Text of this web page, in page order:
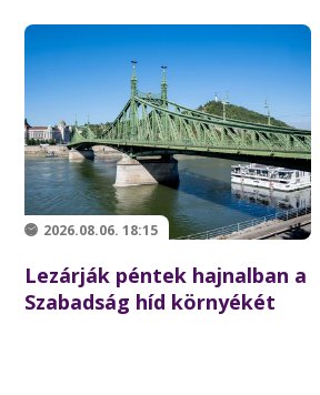
2026.08.06. 18:15
Lezárják péntek hajnalban a
Szabadság híd környékét